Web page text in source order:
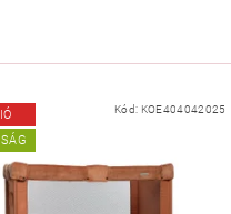
Kód: KOE404042025